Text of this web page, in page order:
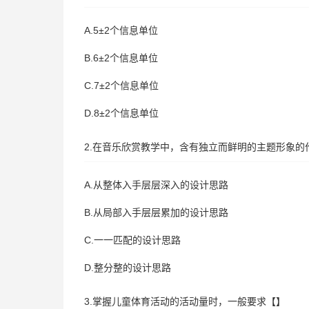
A.5±2个信息单位
B.6±2个信息单位
C.7±2个信息单位
D.8±2个信息单位
2.在音乐欣赏教学中，含有独立而鲜明的主题形象的
A.从整体入手层层深入的设计思路
B.从局部入手层层累加的设计思路
C.一一匹配的设计思路
D.整分整的设计思路
3.掌握儿童体育活动的活动量时，一般要求【】